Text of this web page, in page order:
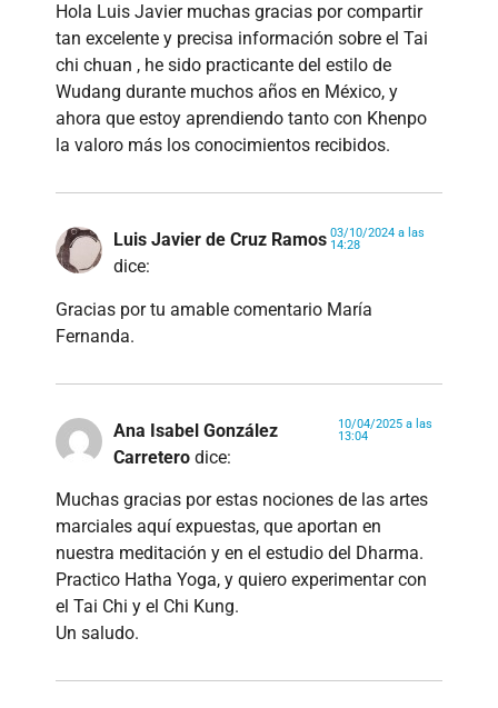
Hola Luis Javier muchas gracias por compartir
tan excelente y precisa información sobre el Tai
chi chuan , he sido practicante del estilo de
Wudang durante muchos años en México, y
ahora que estoy aprendiendo tanto con Khenpo
la valoro más los conocimientos recibidos.
Luis Javier de Cruz Ramos
dice:
03/10/2024 a las
14:28
Gracias por tu amable comentario María
Fernanda.
Ana Isabel González
Carretero dice:
10/04/2025 a las
13:04
Muchas gracias por estas nociones de las artes
marciales aquí expuestas, que aportan en
nuestra meditación y en el estudio del Dharma.
Practico Hatha Yoga, y quiero experimentar con
el Tai Chi y el Chi Kung.
Un saludo.